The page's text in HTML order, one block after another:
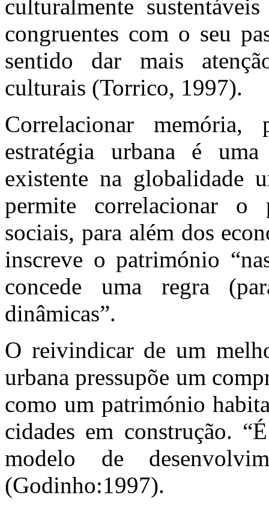
culturalmente
congruentes com o seu
sentido dar mais
culturais (Torrico, 1997).
Correlacionar
estratégia urbana é
existente na globalidade
permite correlacionar o
sociais, para além dos
inscreve o património
concede uma regra
dinâmicas”.
O reivindicar de um
urbana pressupõe um
como um património
cidades em construção.
modelo de
(Godinho:1997).